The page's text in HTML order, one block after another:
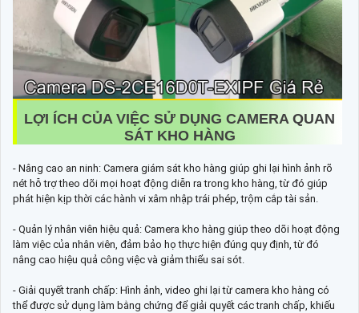
LỢI ÍCH CỦA VIỆC SỬ DỤNG CAMERA QUAN
SÁT KHO HÀNG
- Nâng cao an ninh: Camera giám sát kho hàng giúp ghi lại hình ảnh rõ
nét hỗ trợ theo dõi mọi hoạt động diễn ra trong kho hàng, từ đó giúp
phát hiện kịp thời các hành vi xâm nhập trái phép, trộm cắp tài sản.
- Quản lý nhân viên hiệu quả: Camera kho hàng giúp theo dõi hoạt động
làm việc của nhân viên, đảm bảo họ thực hiện đúng quy định, từ đó
nâng cao hiệu quả công việc và giảm thiểu sai sót.
- Giải quyết tranh chấp: Hình ảnh, video ghi lại từ camera kho hàng có
thể được sử dụng làm bằng chứng để giải quyết các tranh chấp, khiếu